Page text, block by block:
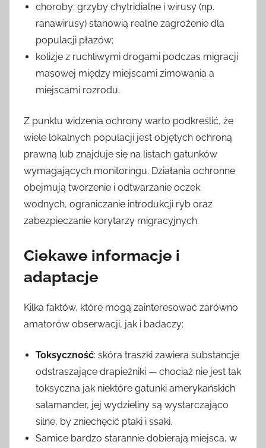
choroby: grzyby chytridialne i wirusy (np.
ranawirusy) stanowią realne zagrożenie dla
populacji płazów;
kolizje z ruchliwymi drogami podczas migracji
masowej między miejscami zimowania a
miejscami rozrodu.
Z punktu widzenia ochrony warto podkreślić, że
wiele lokalnych populacji jest objętych ochroną
prawną lub znajduje się na listach gatunków
wymagających monitoringu. Działania ochronne
obejmują tworzenie i odtwarzanie oczek
wodnych, ograniczanie introdukcji ryb oraz
zabezpieczanie korytarzy migracyjnych.
Ciekawe informacje i
adaptacje
Kilka faktów, które mogą zainteresować zarówno
amatorów obserwacji, jak i badaczy:
Toksyczność: skóra traszki zawiera substancje
odstraszające drapieżniki — chociaż nie jest tak
toksyczna jak niektóre gatunki amerykańskich
salamander, jej wydzieliny są wystarczająco
silne, by zniechęcić ptaki i ssaki.
Samice bardzo starannie dobierają miejsca, w